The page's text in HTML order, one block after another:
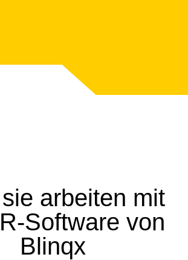
arbeiten mit
Software von
Blinqx